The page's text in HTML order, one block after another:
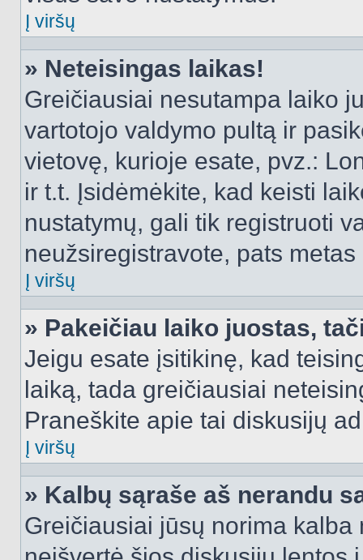
Į viršų
» Neteisingas laikas!
Greičiausiai nesutampa laiko
vartotojo valdymo pultą ir
vietovę, kurioje esate, pvz.:
ir t.t. Įsidėmėkite, kad keisti
nustatymų, gali tik registruoti
neužsiregistravote, pats
Į viršų
» Pakeičiau laiko juostas,
Jeigu esate įsitikinę, kad
laiką, tada greičiausiai
Praneškite apie tai diskusijų
Į viršų
» Kalbų sąraše aš nerandu
Greičiausiai jūsų norima